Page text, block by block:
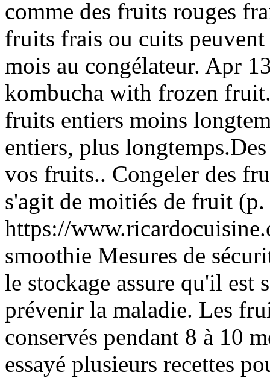
comme des fruits rouges
fruits frais ou cuits peuvent
mois au congélateur. Apr
kombucha with frozen
fruits entiers moins
entiers, plus
vos fruits.. Congeler des
s'agit de moitiés de fruit (p.
https://
smoothie Mesures de
le stockage assure qu'il est
prévenir la maladie. Les
conservés pendant 8 à 10
essayé plusieurs recettes